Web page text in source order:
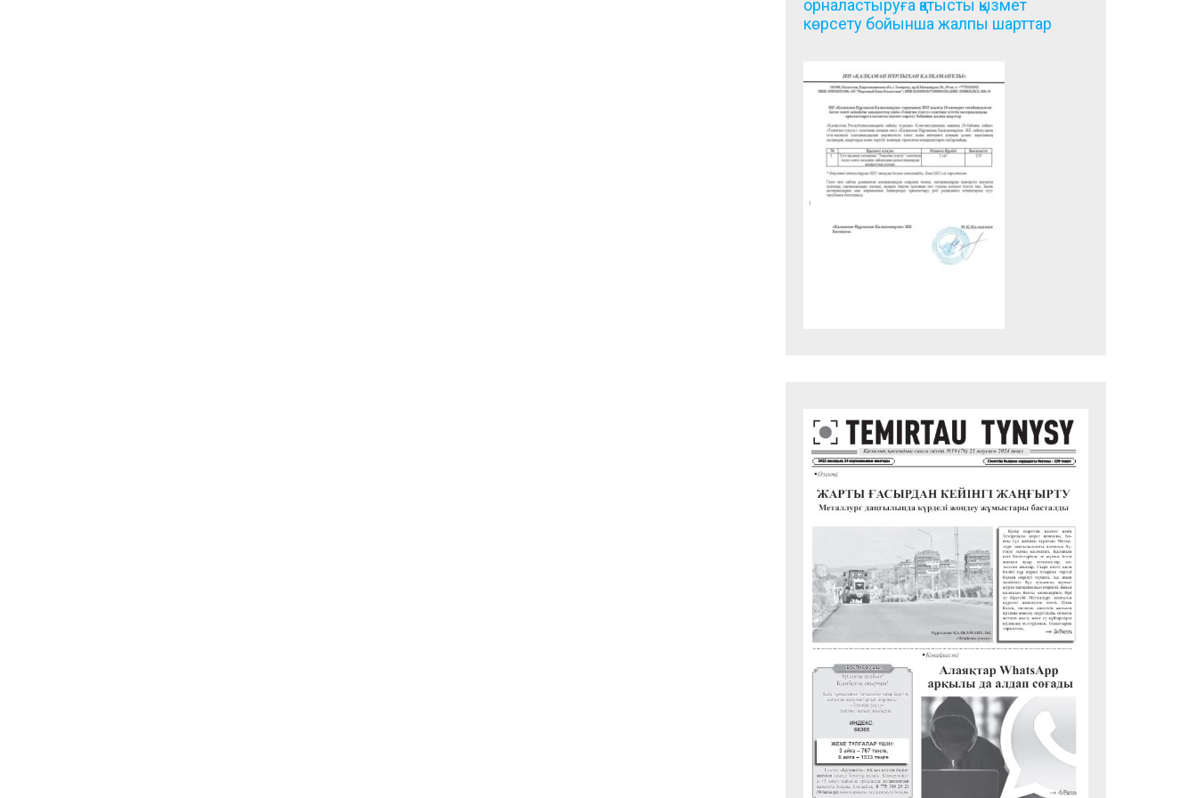
орналастыруға қатысты қызмет
көрсету бойынша жалпы шарттар